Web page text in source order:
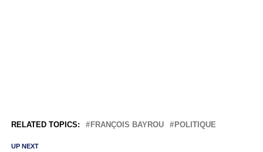
RELATED TOPICS: FRANÇOIS BAYROU POLITIQUE
UP NEXT